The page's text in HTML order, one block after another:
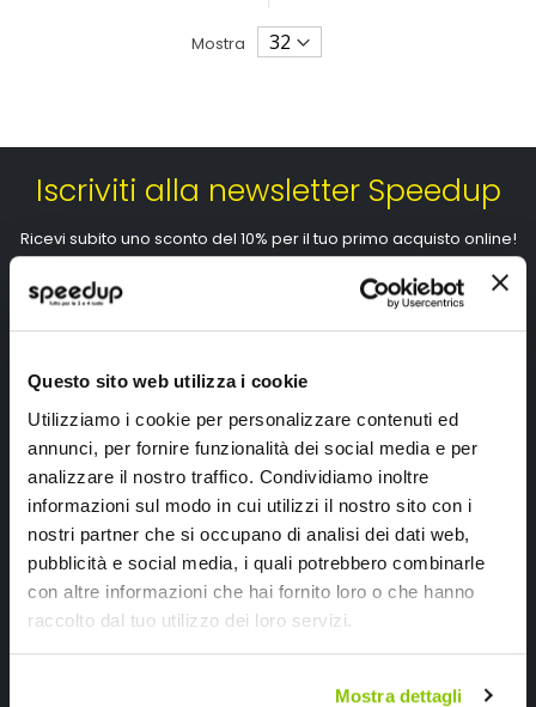
Questo sito web utilizza i cookie
Utilizziamo i cookie per personalizzare contenuti ed
annunci, per fornire funzionalità dei social media e per
analizzare il nostro traffico. Condividiamo inoltre
informazioni sul modo in cui utilizzi il nostro sito con i
nostri partner che si occupano di analisi dei dati web,
pubblicità e social media, i quali potrebbero combinarle
con altre informazioni che hai fornito loro o che hanno
raccolto dal tuo utilizzo dei loro servizi.
Mostra dettagli
Mostra
Iscriviti alla newsletter Speedup
Ricevi subito uno sconto del 10% per il tuo primo acquisto online!
Ho letto e accettato il documentoprivacy policy
Iscrivimi
Segui SPEEDUP.IT